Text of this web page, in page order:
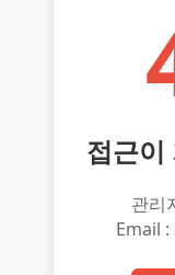
접근이
관리
Email